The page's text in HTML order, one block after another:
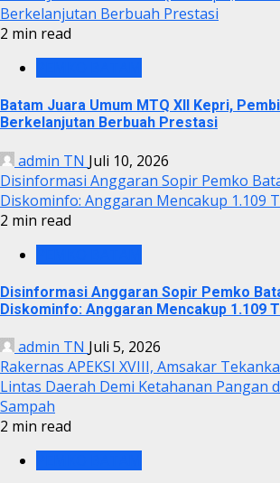
Berkelanjutan Berbuah Prestasi
2 min read
Batam Juara Umum MTQ XII Kepri,
Berkelanjutan Berbuah Prestasi
admin TN Juli 10, 2026
Disinformasi Anggaran Sopir Pemko
Diskominfo: Anggaran Mencakup 1.109
2 min read
Disinformasi Anggaran Sopir Pemko
Diskominfo: Anggaran Mencakup 1.109
admin TN Juli 5, 2026
Rakernas APEKSI XVIII, Amsakar
Lintas Daerah Demi Ketahanan Pangan
Sampah
2 min read